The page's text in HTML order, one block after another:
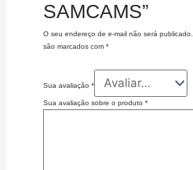
SAMCAMS”
O seu endereço de e-mail não será publicado.
são marcados com *
Sua avaliação *
Sua avaliação sobre o produto *